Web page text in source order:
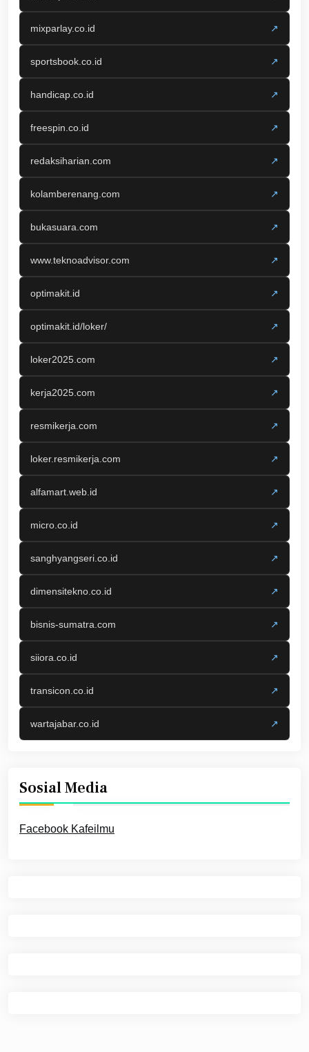
mixparlay.co.id ↗
sportsbook.co.id ↗
handicap.co.id ↗
freespin.co.id ↗
redaksiharian.com ↗
kolamberenang.com ↗
bukasuara.com ↗
www.teknoadvisor.com ↗
optimakit.id ↗
optimakit.id/loker/ ↗
loker2025.com ↗
kerja2025.com ↗
resmikerja.com ↗
loker.resmikerja.com ↗
alfamart.web.id ↗
micro.co.id ↗
sanghyangseri.co.id ↗
dimensitekno.co.id ↗
bisnis-sumatra.com ↗
siiora.co.id ↗
transicon.co.id ↗
wartajabar.co.id ↗
Sosial Media
Facebook Kafeilmu